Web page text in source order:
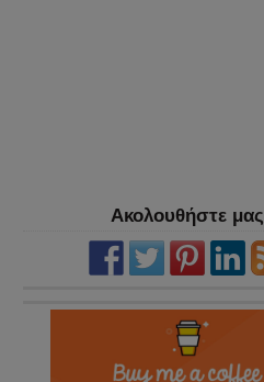
Ακολουθήστε μας